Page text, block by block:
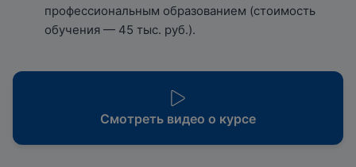
профессиональным образованием (стоимость
обучения — 45 тыс. руб.).
Смотреть видео о курсе